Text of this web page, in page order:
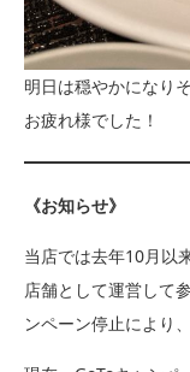
明日は穏やかになりそ
お疲れ様でした！
《お知らせ》
当店では去年10月以
店舗として運営して
ンペーン停止により